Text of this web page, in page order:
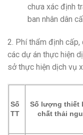
chưa xác định
ban nhân dân
2. Phí thẩm định
các dự án thực hiện
sở thực hiện dịch vụ
Số
TT
Số lượng thiết
chất thải